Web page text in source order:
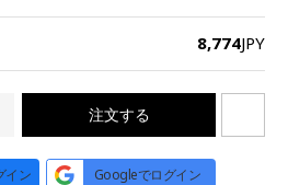
8,774JPY
注文する
イン Googleでログイン